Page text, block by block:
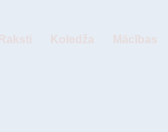
Raksti Koledža Mācības